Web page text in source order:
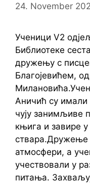
24. November
Ученици V2
Библиотеке
дружењу с
Благојевићем,
Аничић су имали
чују занимљиве
књига и завире у
ствара.Дружење
атмосфери, а
учествовали у
питања.